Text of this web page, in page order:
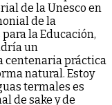
de la Unesco en
de la
la Educación,
un
centenaria práctica
natural. Estoy
termales es
de sake y de